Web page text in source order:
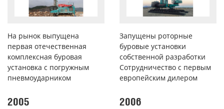
На рынок выпущена
первая отечественная
комплексная буровая
установка с погружным
пневмоударником
Запущены роторные
буровые установки
собственной разработки
Сотрудничество с первым
европейским дилером
2005 2006